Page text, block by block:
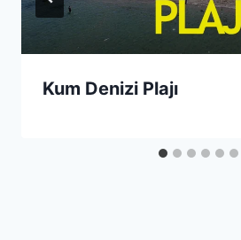
Kum Denizi Plajı